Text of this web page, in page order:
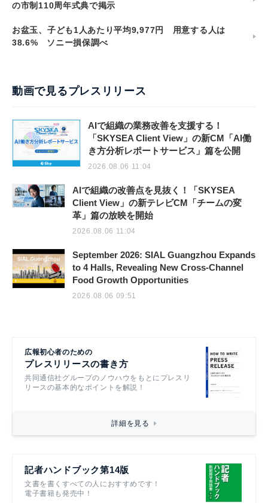
の市制110周年式典で掲示
お盆玉、子ども1人あたり平均9,977円 用意する人は
38.6% ソニー損保調べ
動画で見るプレスリリース
AIで組織の業務改善を支援する！
「SKYSEA Client View」の新CM「AI働
き方分析レポートサービス」篇を公開
2026.08.06 11:04
AIで組織の改善点を見抜く！「SKYSEA
Client View」の新テレビCM「チームの変
革」篇の放映を開始
2026.08.06 11:04
September 2026: SIAL Guangzhou Expands
to 4 Halls, Revealing New Cross-Channel
Food Growth Opportunities
2026.08.06 09:51
広報初心者のための
プレスリリースの書き方
共同通信社グループのノウハウをもとにプレスリ
リースの基本的なポイントを解説！
詳細を見る
記者ハンドブック第14版
文書を書くすべての人におすすめです！
電子書籍も発売中！